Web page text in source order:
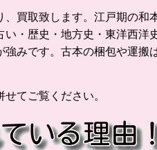
買取致します。 江戸期の和
・歴史・地方史・東洋西
みです。 古本の梱包や運搬
てご覧ください。